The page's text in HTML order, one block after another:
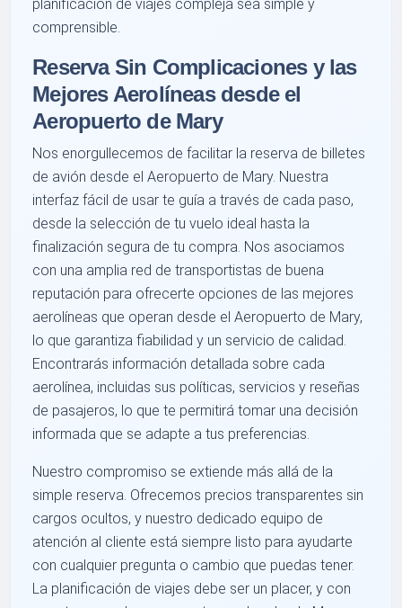
planificación de viajes compleja sea simple y
comprensible.
Reserva Sin Complicaciones y las
Mejores Aerolíneas desde el
Aeropuerto de Mary
Nos enorgullecemos de facilitar la reserva de billetes
de avión desde el Aeropuerto de Mary. Nuestra
interfaz fácil de usar te guía a través de cada paso,
desde la selección de tu vuelo ideal hasta la
finalización segura de tu compra. Nos asociamos
con una amplia red de transportistas de buena
reputación para ofrecerte opciones de las mejores
aerolíneas que operan desde el Aeropuerto de Mary,
lo que garantiza fiabilidad y un servicio de calidad.
Encontrarás información detallada sobre cada
aerolínea, incluidas sus políticas, servicios y reseñas
de pasajeros, lo que te permitirá tomar una decisión
informada que se adapte a tus preferencias.
Nuestro compromiso se extiende más allá de la
simple reserva. Ofrecemos precios transparentes sin
cargos ocultos, y nuestro dedicado equipo de
atención al cliente está siempre listo para ayudarte
con cualquier pregunta o cambio que puedas tener.
La planificación de viajes debe ser un placer, y con